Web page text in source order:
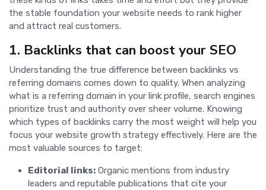
the stable foundation your website needs to rank higher
and attract real customers.
1. Backlinks that can boost your SEO
Understanding the true difference between backlinks vs
referring domains comes down to quality. When analyzing
what is a referring domain in your link profile, search engines
prioritize trust and authority over sheer volume. Knowing
which types of backlinks carry the most weight will help you
focus your website growth strategy effectively. Here are the
most valuable sources to target:
Editorial links: Organic mentions from industry
leaders and reputable publications that cite your